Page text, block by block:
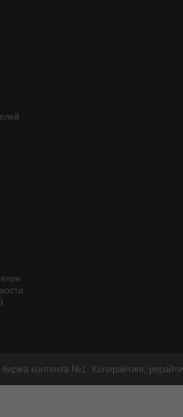
контента №1. Копирайтинг,